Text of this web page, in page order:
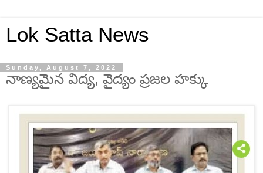
Lok Satta News
Sunday, August 7, 2022
నాణ్యమైన విద్య, వైద్యం ప్రజల హక్కు